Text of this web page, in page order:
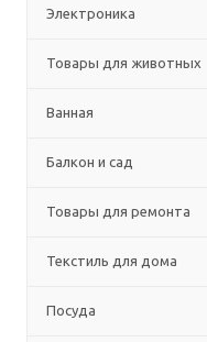
Электроника
Товары для животных
Ванная
Балкон и сад
Товары для ремонта
Текстиль для дома
Посуда